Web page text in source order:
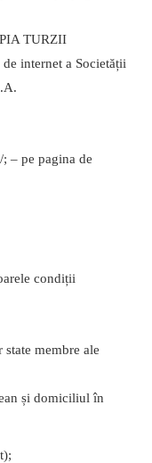
TURZII
internet a Societății
– pe pagina de
condiții
state membre ale
și domiciliul în